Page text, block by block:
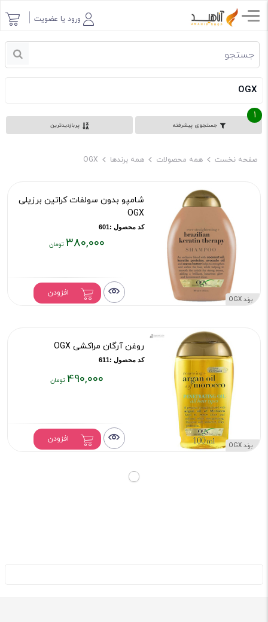
ورود یا عضویت
OGX
جستجوی پیشرفته
1
پربازدیدترین
صفحه نخست همه محصولات همه برندها OGX
برند OGX
شامپو بدون سولفات کراتین برزیلی
OGX
کد محصول :601
380,000
۳۸۰,۰۰۰
افزودن
برند OGX
روغن آرگان مراکشی OGX
کد محصول :611
490,000
افزودن